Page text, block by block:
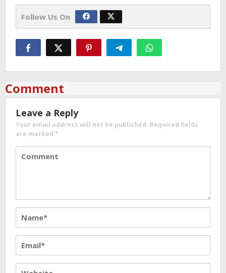
Follow Us On
Comment
Leave a Reply
Your email address will not be published. Required fields
are marked *